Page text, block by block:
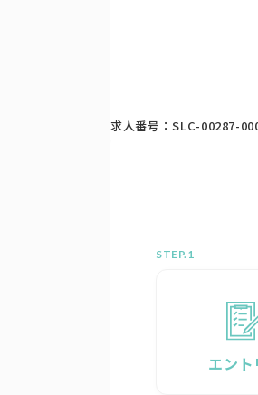
求人番号：SLC-00287-
STEP.
エント